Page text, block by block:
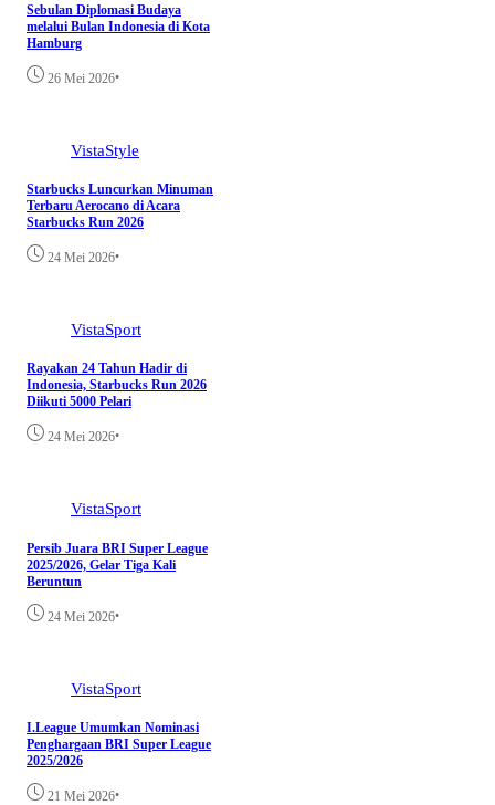
Sebulan Diplomasi Budaya
melalui Bulan Indonesia di Kota
Hamburg
26 Mei 2026•
VistaStyle
Starbucks Luncurkan Minuman
Terbaru Aerocano di Acara
Starbucks Run 2026
24 Mei 2026•
VistaSport
Rayakan 24 Tahun Hadir di
Indonesia, Starbucks Run 2026
Diikuti 5000 Pelari
24 Mei 2026•
VistaSport
Persib Juara BRI Super League
2025/2026, Gelar Tiga Kali
Beruntun
24 Mei 2026•
VistaSport
I.League Umumkan Nominasi
Penghargaan BRI Super League
2025/2026
21 Mei 2026•